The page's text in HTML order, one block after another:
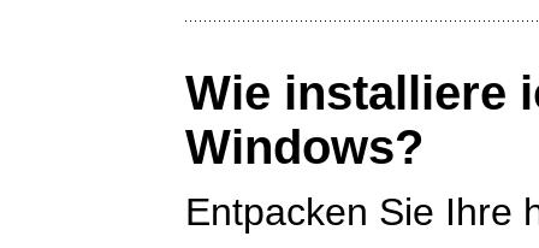
Wie installiere
Windows?
Entpacken Sie Ihre